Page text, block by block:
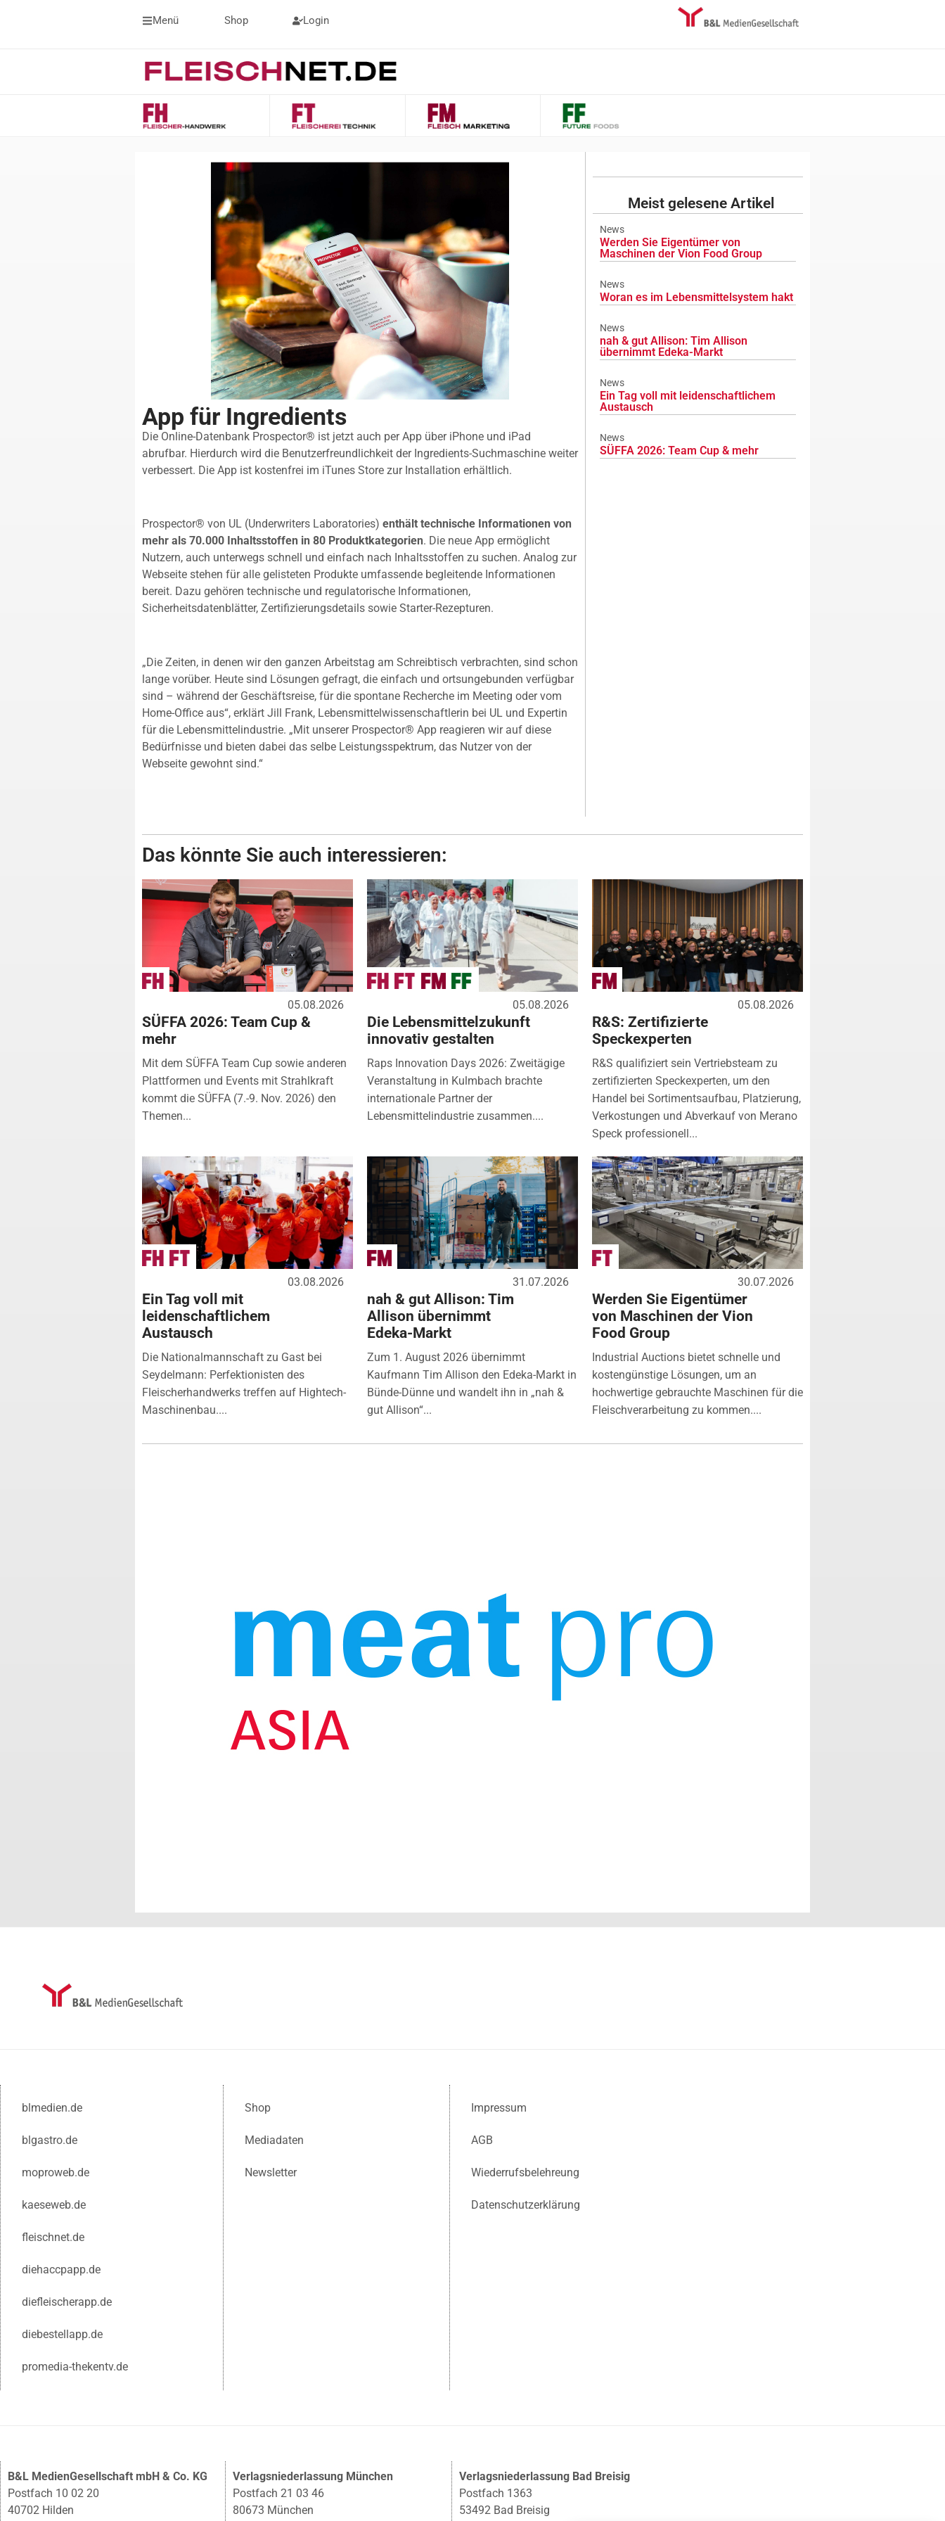
Menü Shop Login
App für Ingredients
Die Online-Datenbank Prospector® ist jetzt auch per App über iPhone und iPad
abrufbar. Hierdurch wird die Benutzerfreundlichkeit der Ingredients-Suchmaschine weiter
verbessert. Die App ist kostenfrei im iTunes Store zur Installation erhältlich.
Prospector® von UL (Underwriters Laboratories) enthält technische Informationen von
mehr als 70.000 Inhaltsstoffen in 80 Produktkategorien. Die neue App ermöglicht
Nutzern, auch unterwegs schnell und einfach nach Inhaltsstoffen zu suchen. Analog zur
Webseite stehen für alle gelisteten Produkte umfassende begleitende Informationen
bereit. Dazu gehören technische und regulatorische Informationen,
Sicherheitsdatenblätter, Zertifizierungsdetails sowie Starter-Rezepturen.
„Die Zeiten, in denen wir den ganzen Arbeitstag am Schreibtisch verbrachten, sind schon
lange vorüber. Heute sind Lösungen gefragt, die einfach und ortsungebunden verfügbar
sind – während der Geschäftsreise, für die spontane Recherche im Meeting oder vom
Home-Office aus“, erklärt Jill Frank, Lebensmittelwissenschaftlerin bei UL und Expertin
für die Lebensmittelindustrie. „Mit unserer Prospector® App reagieren wir auf diese
Bedürfnisse und bieten dabei das selbe Leistungsspektrum, das Nutzer von der
Webseite gewohnt sind.“
Meist gelesene Artikel
News
Werden Sie Eigentümer von
Maschinen der Vion Food Group
News
Woran es im Lebensmittelsystem hakt
News
nah & gut Allison: Tim Allison
übernimmt Edeka-Markt
News
Ein Tag voll mit leidenschaftlichem
Austausch
News
SÜFFA 2026: Team Cup & mehr
Das könnte Sie auch interessieren:
05.08.2026
SÜFFA 2026: Team Cup &
mehr
Mit dem SÜFFA Team Cup sowie anderen
Plattformen und Events mit Strahlkraft
kommt die SÜFFA (7.-9. Nov. 2026) den
Themen...
05.08.2026
Die Lebensmittelzukunft
innovativ gestalten
Raps Innovation Days 2026: Zweitägige
Veranstaltung in Kulmbach brachte
internationale Partner der
Lebensmittelindustrie zusammen....
05.08.2026
R&S: Zertifizierte
Speckexperten
R&S qualifiziert sein Vertriebsteam zu
zertifizierten Speckexperten, um den
Handel bei Sortimentsaufbau, Platzierung,
Verkostungen und Abverkauf von Merano
Speck professionell...
03.08.2026
Ein Tag voll mit
leidenschaftlichem
Austausch
Die Nationalmannschaft zu Gast bei
Seydelmann: Perfektionisten des
Fleischerhandwerks treffen auf Hightech-
Maschinenbau....
31.07.2026
nah & gut Allison: Tim
Allison übernimmt
Edeka-Markt
Zum 1. August 2026 übernimmt
Kaufmann Tim Allison den Edeka-Markt in
Bünde-Dünne und wandelt ihn in „nah &
gut Allison“...
30.07.2026
Werden Sie Eigentümer
von Maschinen der Vion
Food Group
Industrial Auctions bietet schnelle und
kostengünstige Lösungen, um an
hochwertige gebrauchte Maschinen für die
Fleischverarbeitung zu kommen....
blmedien.de
blgastro.de
moproweb.de
kaeseweb.de
fleischnet.de
diehaccpapp.de
diefleischerapp.de
diebestellapp.de
promedia-thekentv.de
Shop
Mediadaten
Newsletter
Impressum
AGB
Wiederrufsbelehreung
Datenschutzerklärung
B&L MedienGesellschaft mbH & Co. KG
Postfach 10 02 20
40702 Hilden
Verlagsniederlassung München
Postfach 21 03 46
80673 München
Verlagsniederlassung Bad Breisig
Postfach 1363
53492 Bad Breisig